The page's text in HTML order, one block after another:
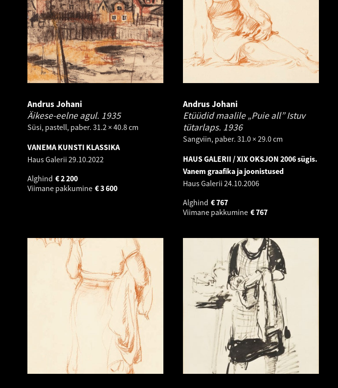
Andrus Johani
Äikese-eelne agul. 1935
Süsi, pastell, paber. 31.2 × 40.8 cm
VANEMA KUNSTI KLASSIKA
Haus Galerii 29.10.2022
Alghind
2 200
€
Viimane pakkumine
3 600
€
Andrus Johani
Etüüdid maalile „Puie all” Istuv
tütarlaps. 1936
Sangviin, paber. 31.0 × 29.0 cm
HAUS GALERII / XIX OKSJON 2006 sügis.
Vanem graafika ja joonistused
Haus Galerii 24.10.2006
Alghind
767
€
Viimane pakkumine
767
€